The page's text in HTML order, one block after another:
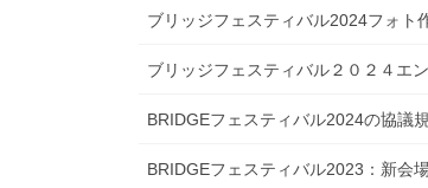
ブリッジフェスティバル2024フォト
ブリッジフェスティバル２０２４エ
BRIDGEフェスティバル2024の協議
BRIDGEフェスティバル2023：新会